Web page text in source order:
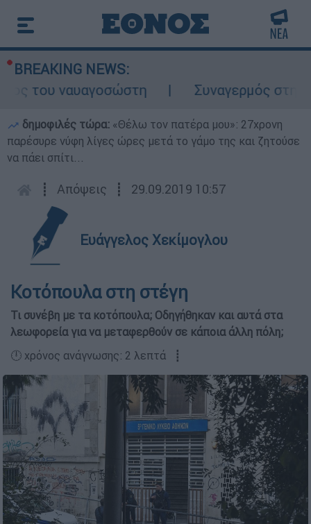
BREAKING NEWS:
του ναυαγοσώστη
Συναγερμός στην
δημοφιλές τώρα: «Θέλω τον πατέρα μου»: 27χρονη
παρέσυρε νύφη λίγες ώρες μετά το γάμο της και ζητούσε
να πάει σπίτι...
┋ Απόψεις ┋ 29.09.2019 10:57
Ευάγγελος Χεκίμογλου
Κοτόπουλα στη στέγη
Τι συνέβη με τα κοτόπουλα; Οδηγήθηκαν και αυτά στα
λεωφορεία για να μεταφερθούν σε κάποια άλλη πόλη;
🕛 χρόνος ανάγνωσης: 2 λεπτά ┋